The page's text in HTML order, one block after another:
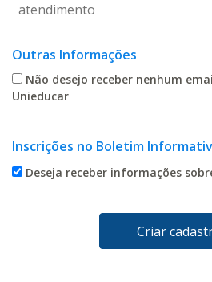
atendimento
Outras Informações
Não desejo receber nenhum
Unieducar
Inscrições no Boletim
Deseja receber informações